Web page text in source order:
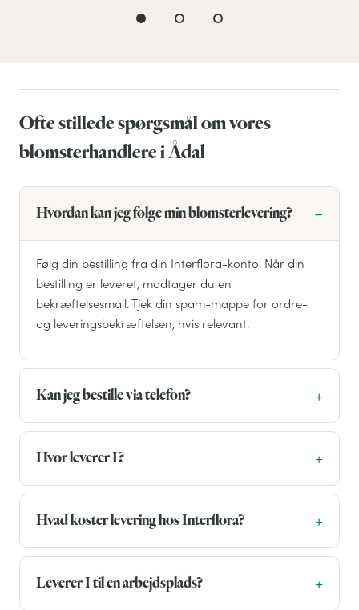
Ofte stillede spørgsmål om vores
blomsterhandlere i Ådal
Hvordan kan jeg følge min blomsterlevering?
Følg din bestilling fra din Interflora-konto. Når din
bestilling er leveret, modtager du en
bekræftelsesmail. Tjek din spam-mappe for ordre-
og leveringsbekræftelsen, hvis relevant.
Kan jeg bestille via telefon?
Hvor leverer I?
Hvad koster levering hos Interflora?
Leverer I til en arbejdsplads?